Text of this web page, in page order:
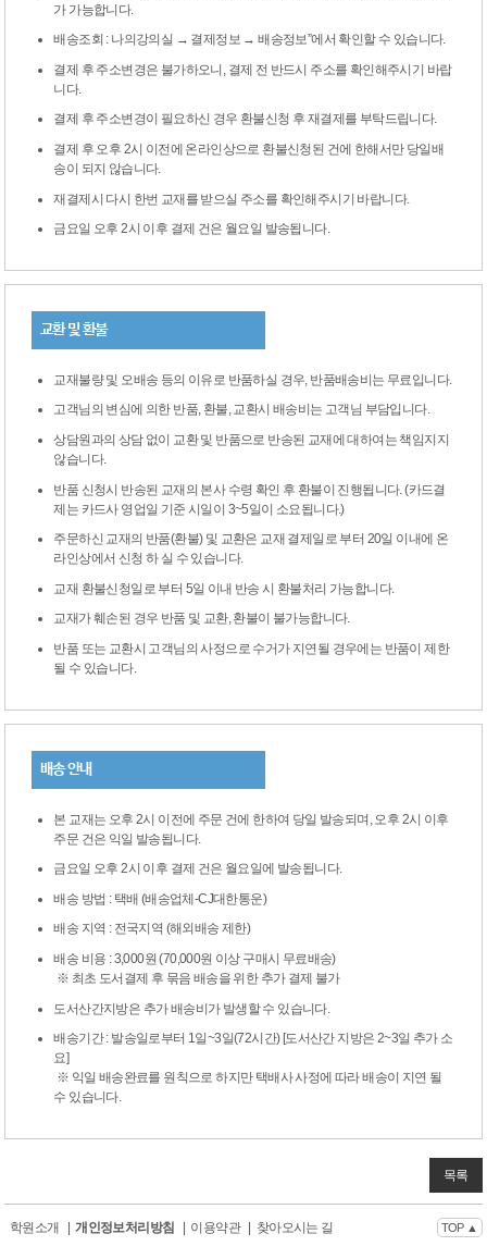
가 가능합니다.
배송조회 : 나의강의실 → 결제정보 → 배송정보”에서 확인할 수 있습니다.
결제 후 주소변경은 불가하오니, 결제 전 반드시 주소를 확인해주시기 바랍
니다.
결제 후 주소변경이 필요하신 경우 환불신청 후 재결제를 부탁드립니다.
결제 후 오후 2시 이전에 온라인상으로 환불신청된 건에 한해서만 당일배
송이 되지 않습니다.
재결제시 다시 한번 교재를 받으실 주소를 확인해주시기 바랍니다.
금요일 오후 2시 이후 결제 건은 월요일 발송됩니다.
교환 및 환불
교재불량 및 오배송 등의 이유로 반품하실 경우, 반품배송비는 무료입니다.
고객님의 변심에 의한 반품, 환불, 교환시 배송비는 고객님 부담입니다.
상담원과의 상담 없이 교환 및 반품으로 반송된 교재에 대하여는 책임지지
않습니다.
반품 신청시 반송된 교재의 본사 수령 확인 후 환불이 진행됩니다. (카드결
제는 카드사 영업일 기준 시일이 3~5일이 소요됩니다.)
주문하신 교재의 반품(환불) 및 교환은 교재 결제일로 부터 20일 이내에 온
라인상에서 신청 하 실 수 있습니다.
교재 환불신청일로 부터 5일 이내 반송 시 환불처리 가능합니다.
교재가 훼손된 경우 반품 및 교환, 환불이 불가능합니다.
반품 또는 교환시 고객님의 사정으로 수거가 지연될 경우에는 반품이 제한
될 수 있습니다.
배송 안내
본 교재는 오후 2시 이전에 주문 건에 한하여 당일 발송되며, 오후 2시 이후
주문 건은 익일 발송됩니다.
금요일 오후 2시 이후 결제 건은 월요일에 발송됩니다.
배송 방법 : 택배 (배송업체-CJ대한통운)
배송 지역 : 전국지역 (해외배송 제한)
배송 비용 : 3,000원 (70,000원 이상 구매시 무료배송)
※ 최초 도서결제 후 묶음 배송을 위한 추가 결제 불가
도서산간지방은 추가 배송비가 발생할 수 있습니다.
배송기간 : 발송일로부터 1일~3일(72시간) [도서산간 지방은 2~3일 추가 소
요]
※ 익일 배송완료를 원칙으로 하지만 택배사 사정에 따라 배송이 지연 될
수 있습니다.
목록
학원소개 개인정보처리방침 이용약관 찾아오시는 길 TOP ▲